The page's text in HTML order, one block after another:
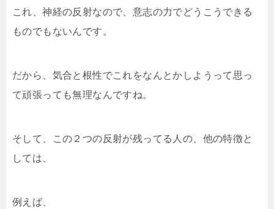
これ、神経の反射なので、意志の力でどうこうできる
ものでもないんです。
だから、気合と根性でこれをなんとかしようって思っ
て頑張っても無理なんですね。
そして、この２つの反射が残ってる人の、他の特徴と
しては、
例えば、